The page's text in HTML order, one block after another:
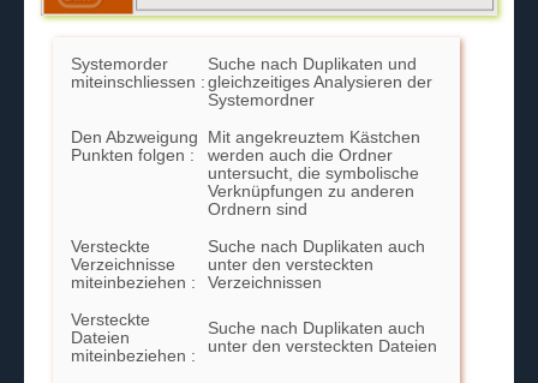
Systemorder
miteinschliessen :
Suche nach Duplikaten und
gleichzeitiges Analysieren der
Systemordner
Den Abzweigung
Punkten folgen :
Mit angekreuztem Kästchen
werden auch die Ordner
untersucht, die symbolische
Verknüpfungen zu anderen
Ordnern sind
Versteckte
Verzeichnisse
miteinbeziehen :
Suche nach Duplikaten auch
unter den versteckten
Verzeichnissen
Versteckte
Dateien
miteinbeziehen :
Suche nach Duplikaten auch
unter den versteckten Dateien